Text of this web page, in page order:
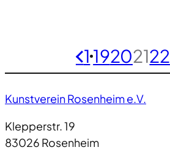
«1…
19202122
Kunstverein Rosenheim e.V.
Klepperstr. 19
83026 Rosenheim